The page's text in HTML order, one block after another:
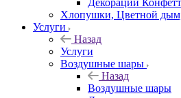
Декорации
Хлопушки, Цветной
Услуги
Назад
Услуги
Воздушные шары
Назад
Воздушные шары